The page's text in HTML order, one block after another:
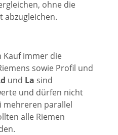
ohne die
abzugleichen.
Kauf immer die
sowie Profil und
und La sind
und dürfen nicht
mehreren parallel
alle Riemen